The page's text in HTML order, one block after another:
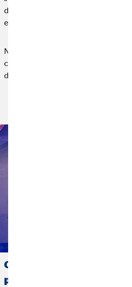
deportivo por su compromiso en la
enfermedad.
Nuestra participación en esta
convicción de que las empresas
desempeñar en el apoyo a causas
OVB España, reconocida
premio a la Mejor Gestión